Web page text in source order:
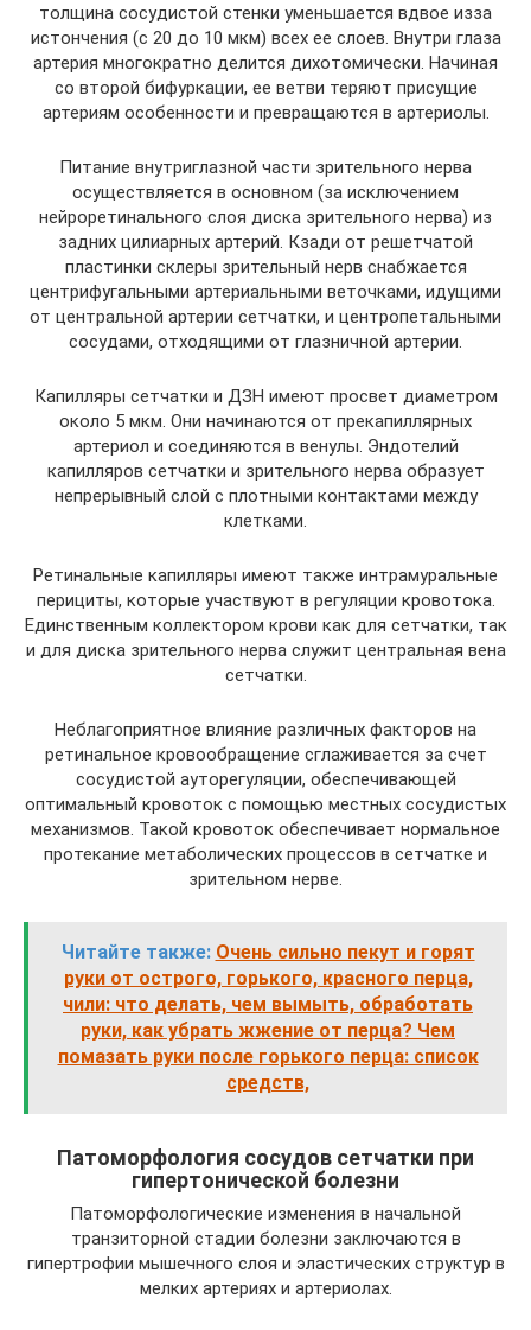
толщина сосудистой стенки уменьшается вдвое изза
истончения (с 20 до 10 мкм) всех ее слоев. Внутри глаза
артерия многократно делится дихотомически. Начиная
со второй бифуркации, ee ветви теряют присущие
артериям особенности и превращаются в артериолы.
Питание внутриглазной части зрительного нерва
осуществляется в основном (за исключением
нейроретинального слоя диска зрительного нерва) из
задних цилиарных артерий. Кзади от решетчатой
пластинки склеры зрительный нерв снабжается
центрифугальными артериальными веточками, идущими
от центральной артерии сетчатки, и центропетальными
сосудами, отходящими от глазничной артерии.
Капилляры сетчатки и ДЗН имеют просвет диаметром
около 5 мкм. Они начинаются от прекапиллярных
артериол и соединяются в венулы. Эндотелий
капилляров сетчатки и зрительного нерва образует
непрерывный слой с плотными контактами между
клетками.
Ретинальные капилляры имеют также интрамуральные
перициты, которые участвуют в регуляции кровотока.
Единственным коллектором крови как для сетчатки, так
и для диска зрительного нерва служит центральная вена
сетчатки.
Неблагоприятное влияние различных факторов на
ретинальное кровообращение сглаживается за счет
сосудистой ауторегуляции, обеспечивающей
оптимальный кровоток с помощью местных сосудистых
механизмов. Такой кровоток обеспечивает нормальное
протекание метаболических процессов в сетчатке и
зрительном нерве.
Читайте также: Очень сильно пекут и горят
руки от острого, горького, красного перца,
чили: что делать, чем вымыть, обработать
руки, как убрать жжение от перца? Чем
помазать руки после горького перца: список
средств,
Патоморфология сосудов сетчатки при
гипертонической болезни
Патоморфологические изменения в начальной
транзиторной стадии болезни заключаются в
гипертрофии мышечного слоя и эластических структур в
мелких артериях и артериолах.